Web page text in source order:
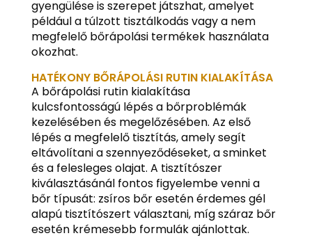
gyengülése is szerepet játszhat, amelyet
például a túlzott tisztálkodás vagy a nem
megfelelő bőrápolási termékek használata
okozhat.
HATÉKONY BŐRÁPOLÁSI RUTIN KIALAKÍTÁSA
A bőrápolási rutin kialakítása
kulcsfontosságú lépés a bőrproblémák
kezelésében és megelőzésében. Az első
lépés a megfelelő tisztítás, amely segít
eltávolítani a szennyeződéseket, a sminket
és a felesleges olajat. A tisztítószer
kiválasztásánál fontos figyelembe venni a
bőr típusát: zsíros bőr esetén érdemes gél
alapú tisztítószert választani, míg száraz bőr
esetén krémesebb formulák ajánlottak.